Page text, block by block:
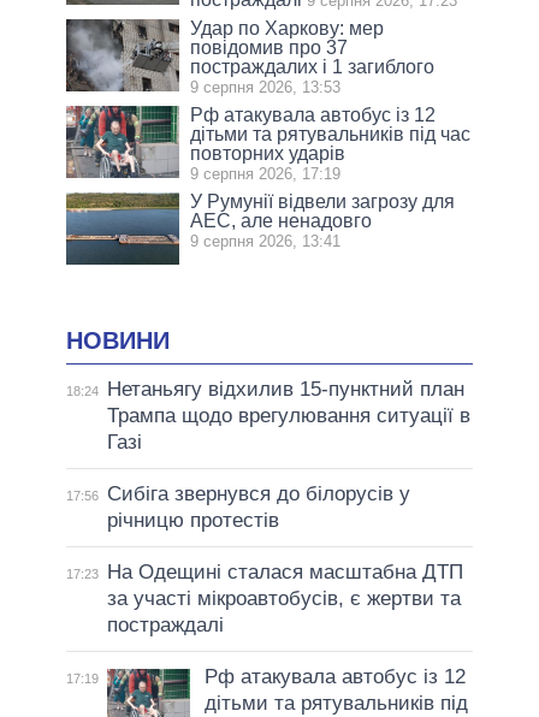
Удар по Харкову: мер
повідомив про 37
постраждалих і 1 загиблого
9 серпня 2026, 13:53
Рф атакувала автобус із 12
дітьми та рятувальників під час
повторних ударів
9 серпня 2026, 17:19
У Румунії відвели загрозу для
АЕС, але ненадовго
9 серпня 2026, 13:41
НОВИНИ
18:24
Нетаньягу відхилив 15-пунктний план
Трампа щодо врегулювання ситуації в
Газі
17:56
Сибіга звернувся до білорусів у
річницю протестів
17:23
На Одещині сталася масштабна ДТП
за участі мікроавтобусів, є жертви та
постраждалі
17:19
Рф атакувала автобус із 12
дітьми та рятувальників під